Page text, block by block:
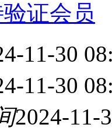
证会员
11-30
11-30
2024-11-